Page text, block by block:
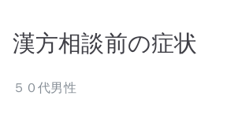
漢方相談前の症状
５０代男性